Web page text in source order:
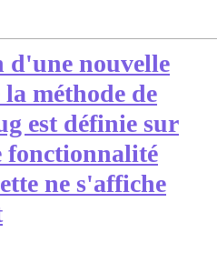
d'une nouvelle
méthode de
est définie sur
fonctionnalité
ne s'affiche